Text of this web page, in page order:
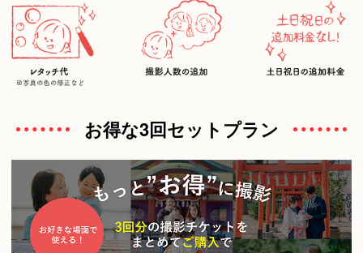
お得な3回セットプラン